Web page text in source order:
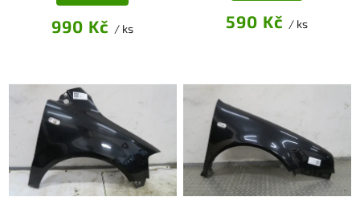
990 Kč / ks 590 Kč / ks